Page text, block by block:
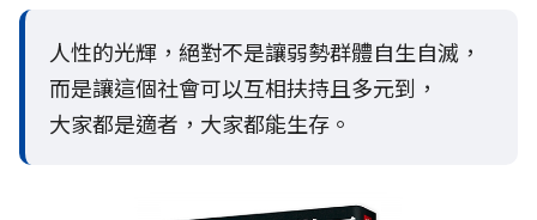
人性的光輝，絕對不是讓弱勢群體自生自滅，
而是讓這個社會可以互相扶持且多元到，
大家都是適者，大家都能生存。